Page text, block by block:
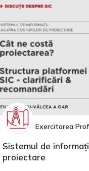
Exercitarea
Sistemul de
proiectare